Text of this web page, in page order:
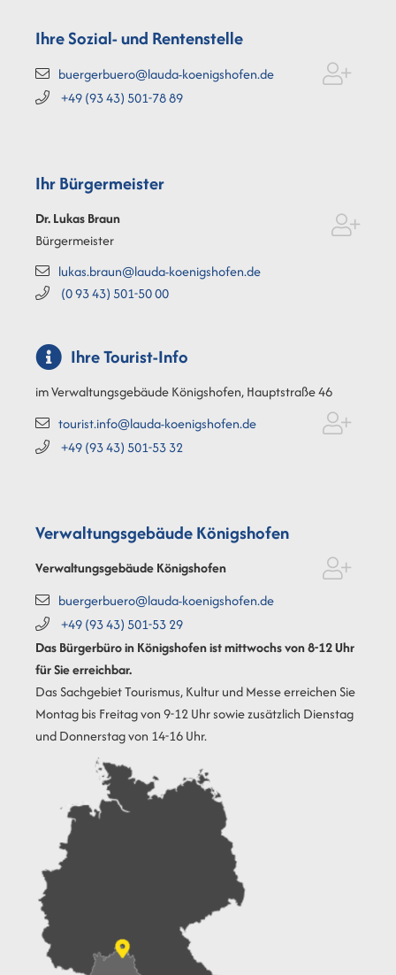
Ihre Sozial- und Rentenstelle
buergerbuero@lauda-koenigshofen.de
+49 (9343) 501-7889
Ihr Bürgermeister
Dr. LukasBraun
Bürgermeister
lukas.braun@lauda-koenigshofen.de
(09343) 501-5000
Ihre Tourist-Info
im Verwaltungsgebäude Königshofen, Hauptstraße 46
tourist.info@lauda-koenigshofen.de
+49 (9343) 501-5332
Verwaltungsgebäude Königshofen
Verwaltungsgebäude Königshofen
buergerbuero@lauda-koenigshofen.de
+49 (9343) 501-5329
Das Bürgerbüro in Königshofen ist mittwochs von 8-12 Uhr
für Sie erreichbar.
Das Sachgebiet Tourismus, Kultur und Messe erreichen Sie
Montag bis Freitag von 9-12 Uhr sowie zusätzlich Dienstag
und Donnerstag von 14-16 Uhr.